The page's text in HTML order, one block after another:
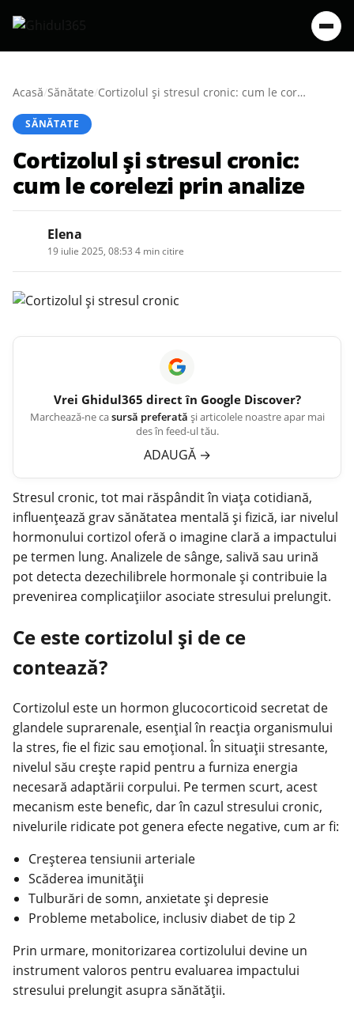
Acasă/Sănătate/ Cortizolul și stresul cronic: cum le corelezi prin analize
SĂNĂTATE
Cortizolul și stresul cronic:
cum le corelezi prin analize
Elena
19 iulie 2025, 08:53 4 min citire
Vrei Ghidul365 direct în Google Discover?
Marchează-ne casursă preferată și articolele noastre apar mai
des în feed-ul tău.
ADAUGĂ →
Stresul cronic, tot mai răspândit în viața cotidiană,
influențează grav sănătatea mentală și fizică, iar nivelul
hormonului cortizol oferă o imagine clară a impactului
pe termen lung. Analizele de sânge, salivă sau urină
pot detecta dezechilibrele hormonale și contribuie la
prevenirea complicațiilor asociate stresului prelungit.
Ce este cortizolul și de ce
contează?
Cortizolul este un hormon glucocorticoid secretat de
glandele suprarenale, esențial în reacția organismului
la stres, fie el fizic sau emoțional. În situații stresante,
nivelul său crește rapid pentru a furniza energia
necesară adaptării corpului. Pe termen scurt, acest
mecanism este benefic, dar în cazul stresului cronic,
nivelurile ridicate pot genera efecte negative, cum ar fi:
Creșterea tensiunii arteriale
Scăderea imunității
Tulburări de somn, anxietate și depresie
Probleme metabolice, inclusiv diabet de tip 2
Prin urmare, monitorizarea cortizolului devine un
instrument valoros pentru evaluarea impactului
stresului prelungit asupra sănătății.